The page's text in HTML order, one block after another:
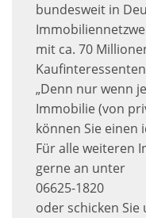
bundesweit in
mit ca. 70
„Denn nur wenn
Immobilie (von
können Sie einen
Für alle weiteren
gerne an unter
06625-1820
oder schicken Sie